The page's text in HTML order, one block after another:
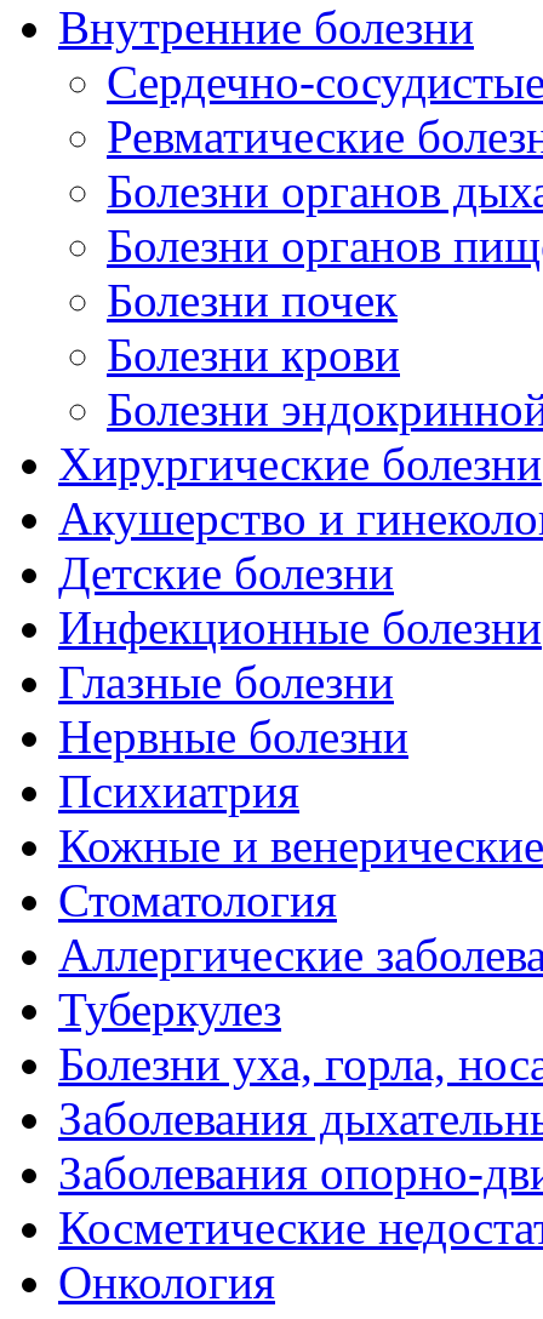
Внутренние болезни
Сердечно-
Ревматические
Болезни органов
Болезни органов
Болезни почек
Болезни крови
Болезни
Хирургические болезни
Акушерство и
Детские болезни
Инфекционные болезни
Глазные болезни
Нервные болезни
Психиатрия
Кожные и
Стоматология
Аллергические
Туберкулез
Болезни уха, горла,
Заболевания
Заболевания опорно-
Косметические
Онкология